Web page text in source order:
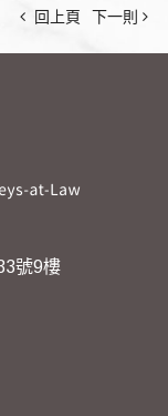
回上頁 下一則
號9樓